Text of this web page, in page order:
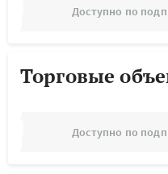
Доступно по
Торговые
Доступно по